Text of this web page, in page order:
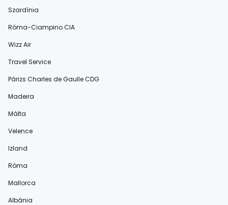
Szardínia
Róma-Ciampino CIA
Wizz Air
Travel Service
Párizs Charles de Gaulle CDG
Madeira
Málta
Velence
Izland
Róma
Mallorca
Albánia